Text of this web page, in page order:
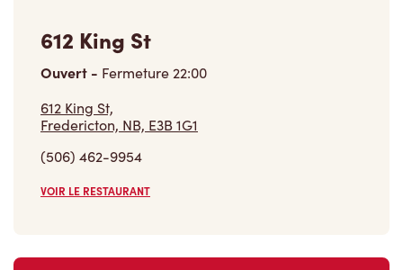
612 King St
Ouvert - Fermeture22:00
612 King St,
Fredericton, NB, E3B 1G1
(506) 462-9954
VOIR LE RESTAURANT